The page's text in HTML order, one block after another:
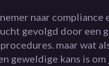
naar compliance
gevolgd door een
maar wat
geweldige kans is